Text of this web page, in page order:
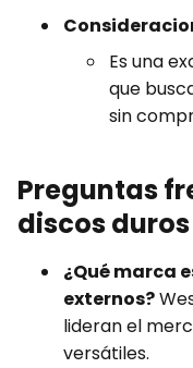
Es una
que
sin
Preguntas
discos
¿Qué marca
externos?
lideran el
versátiles.